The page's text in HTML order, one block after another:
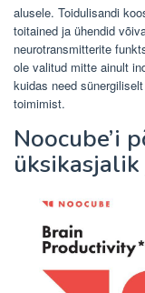
alusele. Toidulisandi
toitained ja ühendid
neurotransmitterite
ole valitud mitte ainult
kuidas need
toimimist.
Noocube’i